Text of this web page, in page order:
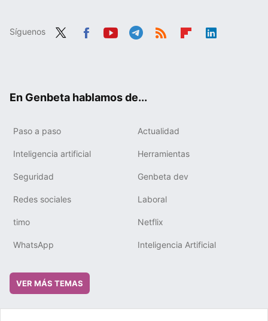
Síguenos
En Genbeta hablamos de...
Paso a paso Actualidad
Inteligencia artificial Herramientas
Seguridad Genbeta dev
Redes sociales Laboral
timo Netflix
WhatsApp Inteligencia Artificial
VER MÁS TEMAS